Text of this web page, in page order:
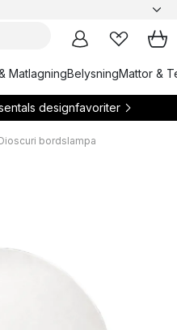
MatlagningBelysningMattor &
designfavoriter
bordslampa